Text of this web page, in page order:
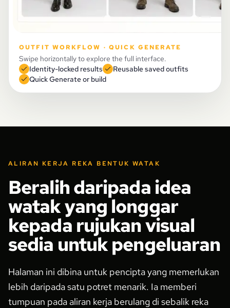
OUTFIT WORKFLOW · QUICK GENERATE
Swipe horizontally to explore the full interface.
Identity-locked results
Reusable saved outfits
Quick Generate or build
ALIRAN KERJA REKA BENTUK WATAK
Beralih daripada idea
watak yang longgar
kepada rujukan visual
sedia untuk pengeluaran
Halaman ini dibina untuk pencipta yang memerlukan
lebih daripada satu potret menarik. Ia memberi
tumpuan pada aliran kerja berulang di sebalik reka